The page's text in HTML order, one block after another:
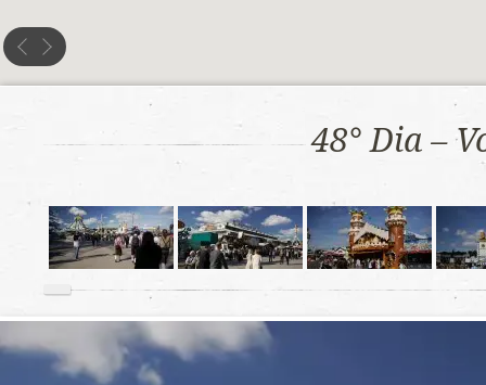
48° Dia –